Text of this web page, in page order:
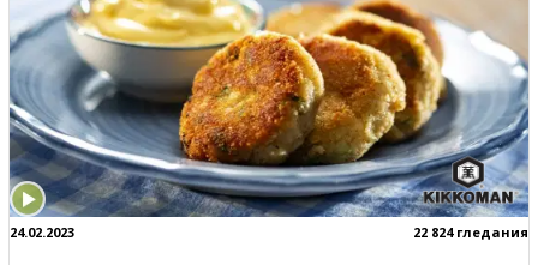
24.02.2023 22 824 гледания